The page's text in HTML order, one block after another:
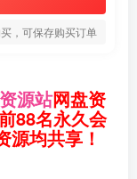
，可保存购买订单
源站网盘资
88名永久会
源均共享！